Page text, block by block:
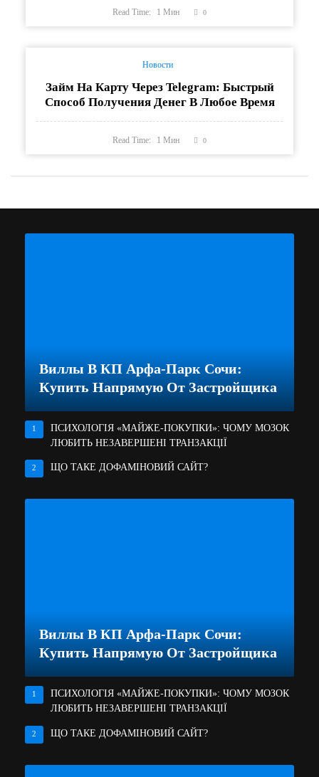
Read Time: 1Мин 0
Новости
Займ На Карту Через Telegram: Быстрый
Способ Получения Денег В Любое Время
Read Time: 1Мин 0
Виллы В КП Арфа-Парк Сочи:
Купить Напрямую От Застройщика
1
ПСИХОЛОГІЯ «МАЙЖЕ-ПОКУПКИ»: ЧОМУ МОЗОК
ЛЮБИТЬ НЕЗАВЕРШЕНІ ТРАНЗАКЦІЇ
2 ЩО ТАКЕ ДОФАМІНОВИЙ САЙТ?
Виллы В КП Арфа-Парк Сочи:
Купить Напрямую От Застройщика
1
ПСИХОЛОГІЯ «МАЙЖЕ-ПОКУПКИ»: ЧОМУ МОЗОК
ЛЮБИТЬ НЕЗАВЕРШЕНІ ТРАНЗАКЦІЇ
2 ЩО ТАКЕ ДОФАМІНОВИЙ САЙТ?